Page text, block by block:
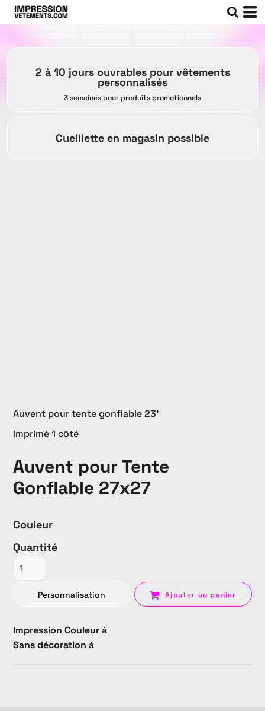
2 à 10 jours ouvrables pour vêtements
personnalisés
3 semaines pour produits promotionnels
Cueillette en magasin possible
Auvent pour tente gonflable 23'
Imprimé 1 côté
Auvent pour Tente
Gonflable 27x27
Couleur
Quantité
Personnalisation Ajouter au panier
Impression Couleurà
Sans décoration à